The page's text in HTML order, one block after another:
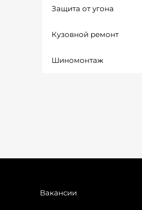
Защита от угона
Кузовной ремонт
Шиномонтаж
Вакансии